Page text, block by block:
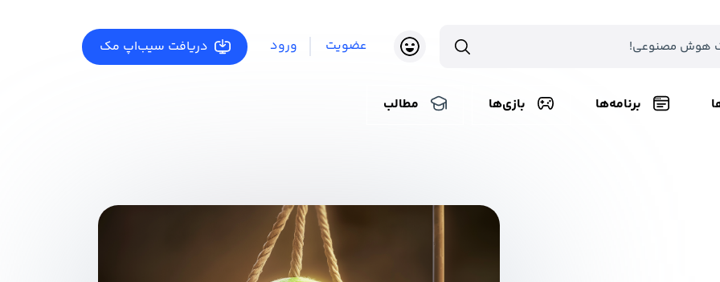
عضویت ورود دریافت سیب‌اپ مک
برنامه‌ها بازی‌ها مطالب